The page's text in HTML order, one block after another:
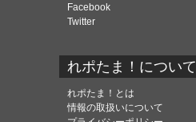
Facebook
Twitter
れポたま！について
れポたま！とは
情報の取扱いについて